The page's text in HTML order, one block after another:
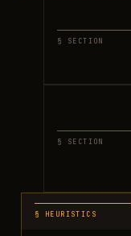
§ SECTION
§ SECTION
§ HEURISTICS